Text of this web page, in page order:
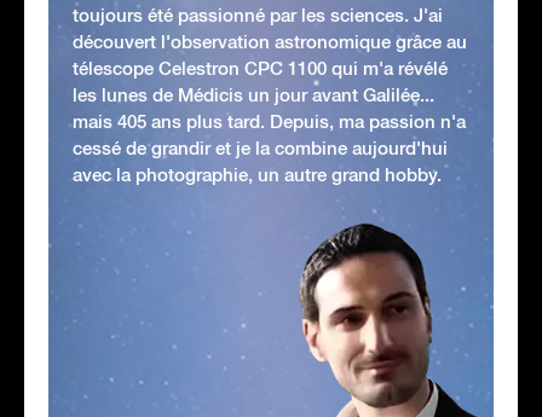
toujours été passionné par les sciences. J'ai
découvert l'observation astronomique grâce au
télescope Celestron CPC 1100 qui m'a révélé
les lunes de Médicis un jour avant Galilée...
mais 405 ans plus tard. Depuis, ma passion n'a
cessé de grandir et je la combine aujourd'hui
avec la photographie, un autre grand hobby.